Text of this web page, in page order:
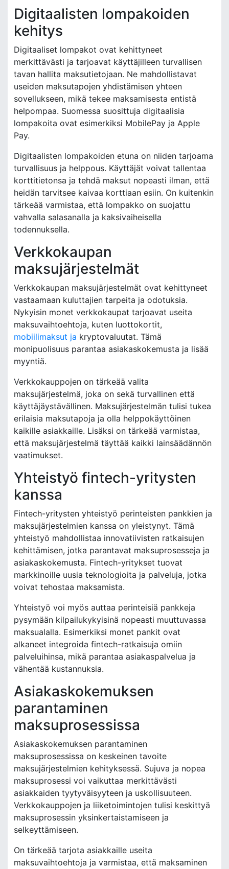
Digitaalisten lompakoiden
kehitys
Digitaaliset lompakot ovat kehittyneet
merkittävästi ja tarjoavat käyttäjilleen turvallisen
tavan hallita maksutietojaan. Ne mahdollistavat
useiden maksutapojen yhdistämisen yhteen
sovellukseen, mikä tekee maksamisesta entistä
helpompaa. Suomessa suosittuja digitaalisia
lompakoita ovat esimerkiksi MobilePay ja Apple
Pay.
Digitaalisten lompakoiden etuna on niiden tarjoama
turvallisuus ja helppous. Käyttäjät voivat tallentaa
korttitietonsa ja tehdä maksut nopeasti ilman, että
heidän tarvitsee kaivaa korttiaan esiin. On kuitenkin
tärkeää varmistaa, että lompakko on suojattu
vahvalla salasanalla ja kaksivaiheisella
todennuksella.
Verkkokaupan
maksujärjestelmät
Verkkokaupan maksujärjestelmät ovat kehittyneet
vastaamaan kuluttajien tarpeita ja odotuksia.
Nykyisin monet verkkokaupat tarjoavat useita
maksuvaihtoehtoja, kuten luottokortit,
mobiilimaksut ja kryptovaluutat. Tämä
monipuolisuus parantaa asiakaskokemusta ja lisää
myyntiä.
Verkkokauppojen on tärkeää valita
maksujärjestelmä, joka on sekä turvallinen että
käyttäjäystävällinen. Maksujärjestelmän tulisi tukea
erilaisia maksutapoja ja olla helppokäyttöinen
kaikille asiakkaille. Lisäksi on tärkeää varmistaa,
että maksujärjestelmä täyttää kaikki lainsäädännön
vaatimukset.
Yhteistyö fintech-yritysten
kanssa
Fintech-yritysten yhteistyö perinteisten pankkien ja
maksujärjestelmien kanssa on yleistynyt. Tämä
yhteistyö mahdollistaa innovatiivisten ratkaisujen
kehittämisen, jotka parantavat maksuprosesseja ja
asiakaskokemusta. Fintech-yritykset tuovat
markkinoille uusia teknologioita ja palveluja, jotka
voivat tehostaa maksamista.
Yhteistyö voi myös auttaa perinteisiä pankkeja
pysymään kilpailukykyisinä nopeasti muuttuvassa
maksualalla. Esimerkiksi monet pankit ovat
alkaneet integroida fintech-ratkaisuja omiin
palveluihinsa, mikä parantaa asiakaspalvelua ja
vähentää kustannuksia.
Asiakaskokemuksen
parantaminen
maksuprosessissa
Asiakaskokemuksen parantaminen
maksuprosessissa on keskeinen tavoite
maksujärjestelmien kehityksessä. Sujuva ja nopea
maksuprosessi voi vaikuttaa merkittävästi
asiakkaiden tyytyväisyyteen ja uskollisuuteen.
Verkkokauppojen ja liiketoimintojen tulisi keskittyä
maksuprosessin yksinkertaistamiseen ja
selkeyttämiseen.
On tärkeää tarjota asiakkaille useita
maksuvaihtoehtoja ja varmistaa, että maksaminen